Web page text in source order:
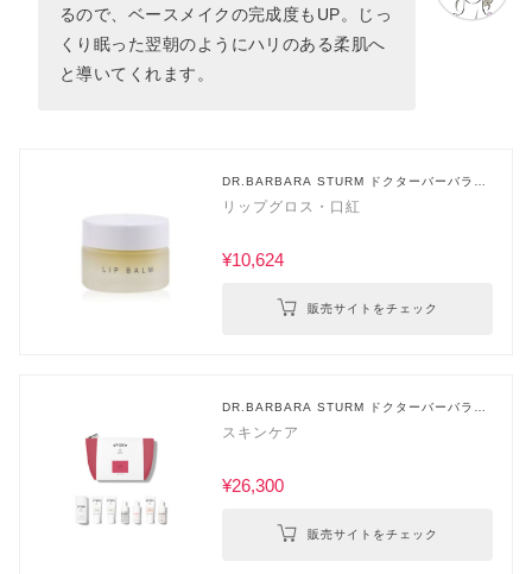
るので、ベースメイクの完成度もUP。じっ
くり眠った翌朝のようにハリのある柔肌へ
と導いてくれます。
DR.BARBARA STURM ドクターバーバラシ
ュトルム
リップグロス・口紅
¥10,624
販売サイトをチェック
DR.BARBARA STURM ドクターバーバラシ
ュトルム
スキンケア
¥26,300
販売サイトをチェック